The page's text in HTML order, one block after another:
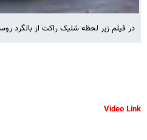
در فیلم زیر لحظه شلیک راکت از بالگرد
Video Link